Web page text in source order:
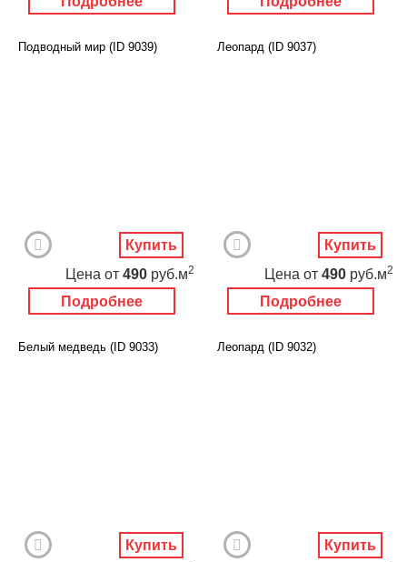
Подводный мир (ID 9039)
Подробнее
Цена от 490 руб.м2
Купить
Леопард (ID 9037)
Подробнее
Цена от 490 руб.м2
Купить
Белый медведь (ID 9033)
Купить
Леопард (ID 9032)
Купить